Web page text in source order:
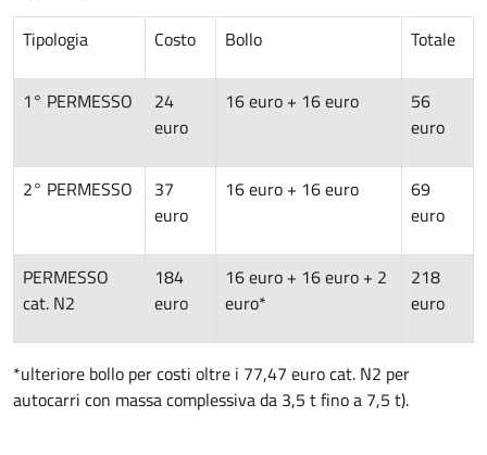
Tipologia Costo Bollo Totale
1° PERMESSO
24
euro
16 euro + 16 euro
56
euro
2° PERMESSO
37
euro
16 euro + 16 euro
69
euro
PERMESSO
cat. N2
184
euro
16 euro + 16 euro + 2
euro*
218
euro
*ulteriore bollo per costi oltre i 77,47 euro cat. N2 per
autocarri con massa complessiva da 3,5 t fino a 7,5 t).